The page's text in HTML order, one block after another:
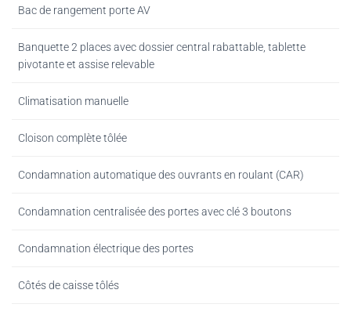
Bac de rangement porte AV
Banquette 2 places avec dossier central rabattable, tablette
pivotante et assise relevable
Climatisation manuelle
Cloison complète tôlée
Condamnation automatique des ouvrants en roulant (CAR)
Condamnation centralisée des portes avec clé 3 boutons
Condamnation électrique des portes
Côtés de caisse tôlés